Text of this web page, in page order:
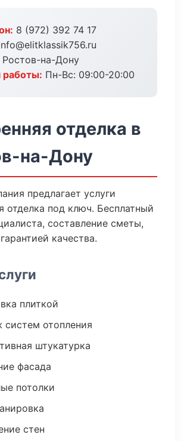
8 (972) 392 74 17
Ростов-на-Дону
Пн-Вс: 09:00-20:00
отделка в
на-Дону
предлагает услуги
отделка под ключ. Бесплатный
составление сметы,
качества.
плиткой
систем отопления
штукатурка
фасада
потолки
стен